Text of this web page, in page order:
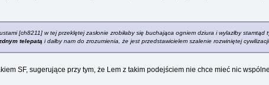
[ch8211] w tej przeklętej zasłonie zrobiłaby się buchająca ogniem dziura i wylazłby
telepatą i dałby nam do zrozumienia, że jest przedstawicielem szalenie rozwiniętej
SF, sugerujące przy tym, że Lem z takim podejściem nie chce mieć nic